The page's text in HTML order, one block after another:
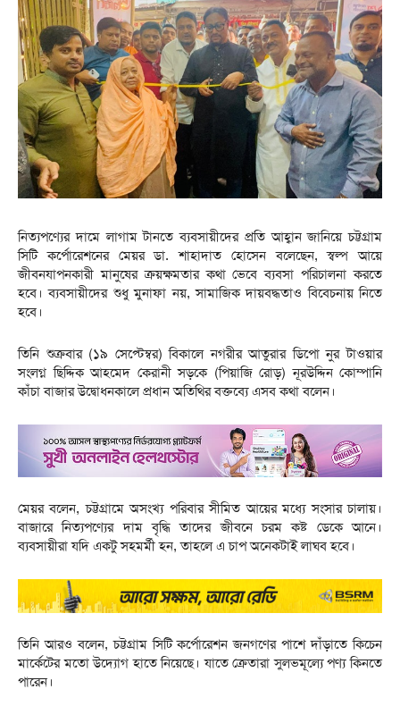
নিত্যপণ্যের দামে লাগাম টানতে ব্যবসায়ীদের প্রতি আহ্বান জানিয়ে চট্টগ্রাম
সিটি কর্পোরেশনের মেয়র ডা. শাহাদাত হোসেন বলেছেন, স্বল্প আয়ে
জীবনযাপনকারী মানুষের ক্রয়ক্ষমতার কথা ভেবে ব্যবসা পরিচালনা করতে
হবে। ব্যবসায়ীদের শুধু মুনাফা নয়, সামাজিক দায়বদ্ধতাও বিবেচনায় নিতে
হবে।
তিনি শুক্রবার (১৯ সেপ্টেম্বর) বিকালে নগরীর আতুরার ডিপো নুর টাওয়ার
সংলগ্ন ছিদ্দিক আহমেদ কেরানী সড়কে (পিয়াজি রোড়) নূরউদ্দিন কোম্পানি
কাঁচা বাজার উদ্বোধনকালে প্রধান অতিথির বক্তব্যে এসব কথা বলেন।
মেয়র বলেন, চট্টগ্রামে অসংখ্য পরিবার সীমিত আয়ের মধ্যে সংসার চালায়।
বাজারে নিত্যপণ্যের দাম বৃদ্ধি তাদের জীবনে চরম কষ্ট ডেকে আনে।
ব্যবসায়ীরা যদি একটু সহমর্মী হন, তাহলে এ চাপ অনেকটাই লাঘব হবে।
তিনি আরও বলেন, চট্টগ্রাম সিটি কর্পোরেশন জনগণের পাশে দাঁড়াতে কিচেন
মার্কেটের মতো উদ্যোগ হাতে নিয়েছে। যাতে ক্রেতারা সুলভমূল্যে পণ্য কিনতে
পারেন।